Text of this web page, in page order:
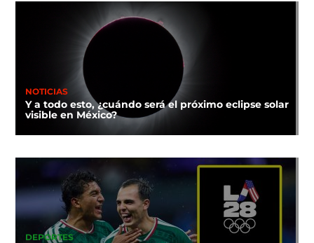
NOTICIAS
Y a todo esto, ¿cuándo será el próximo eclipse solar
visible en México?
DEPORTES